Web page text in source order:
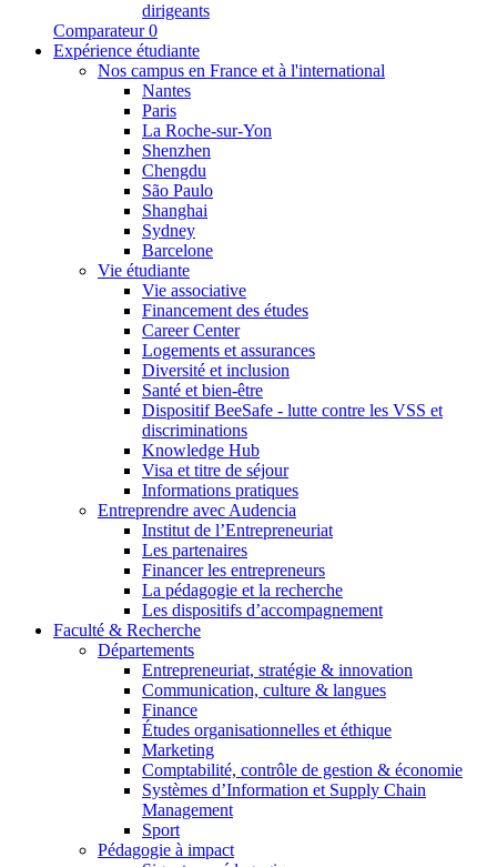
dirigeants
Comparateur 0
Expérience étudiante
Nos campus en France et à l'international
Nantes
Paris
La Roche-sur-Yon
Shenzhen
Chengdu
São Paulo
Shanghai
Sydney
Barcelone
Vie étudiante
Vie associative
Financement des études
Career Center
Logements et assurances
Diversité et inclusion
Santé et bien-être
Dispositif BeeSafe - lutte contre les VSS et
discriminations
Knowledge Hub
Visa et titre de séjour
Informations pratiques
Entreprendre avec Audencia
Institut de l’Entrepreneuriat
Les partenaires
Financer les entrepreneurs
La pédagogie et la recherche
Les dispositifs d’accompagnement
Faculté & Recherche
Départements
Entrepreneuriat, stratégie & innovation
Communication, culture & langues
Finance
Études organisationnelles et éthique
Marketing
Comptabilité, contrôle de gestion & économie
Systèmes d’Information et Supply Chain
Management
Sport
Pédagogie à impact